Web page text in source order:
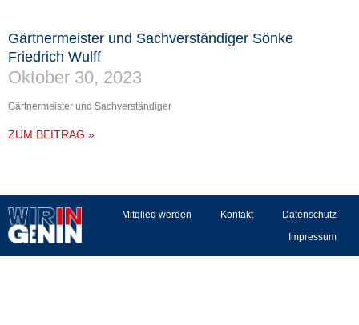
Gärtnermeister und Sachverständiger Sönke
Friedrich Wulff
Oktober 30, 2023
Gärtnermeister und Sachverständiger
ZUM BEITRAG »
Mitglied werden Kontakt
Datenschutz
Impressum